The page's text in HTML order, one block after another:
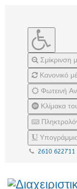
Σμίκρινση
Κανονικό
Φωτεινή
Κλίμακα
2610 622711